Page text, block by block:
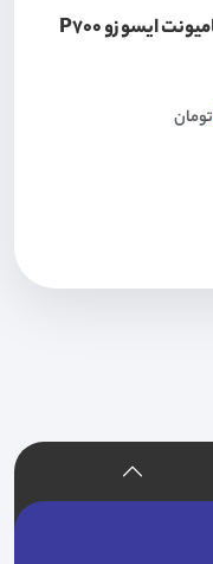
فیلتر هوا بیرونی کامیونت ایسوزو P700
تومان